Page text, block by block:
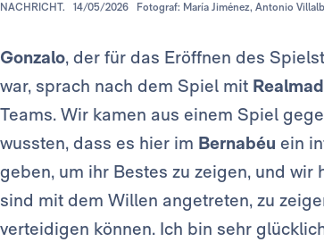
NACHRICHT. 14/05/2026 Fotograf: María Jiménez, Antonio
Gonzalo, der für das Eröffnen des
war, sprach nach dem Spiel mit
Teams. Wir kamen aus einem Spiel
wussten, dass es hier im Bernabéu ein
geben, um ihr Bestes zu zeigen, und
sind mit dem Willen angetreten, zu
verteidigen können. Ich bin sehr